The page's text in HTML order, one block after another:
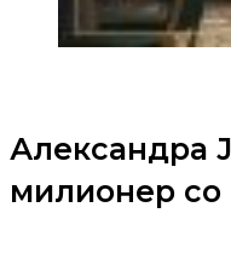
Александра
милионер со